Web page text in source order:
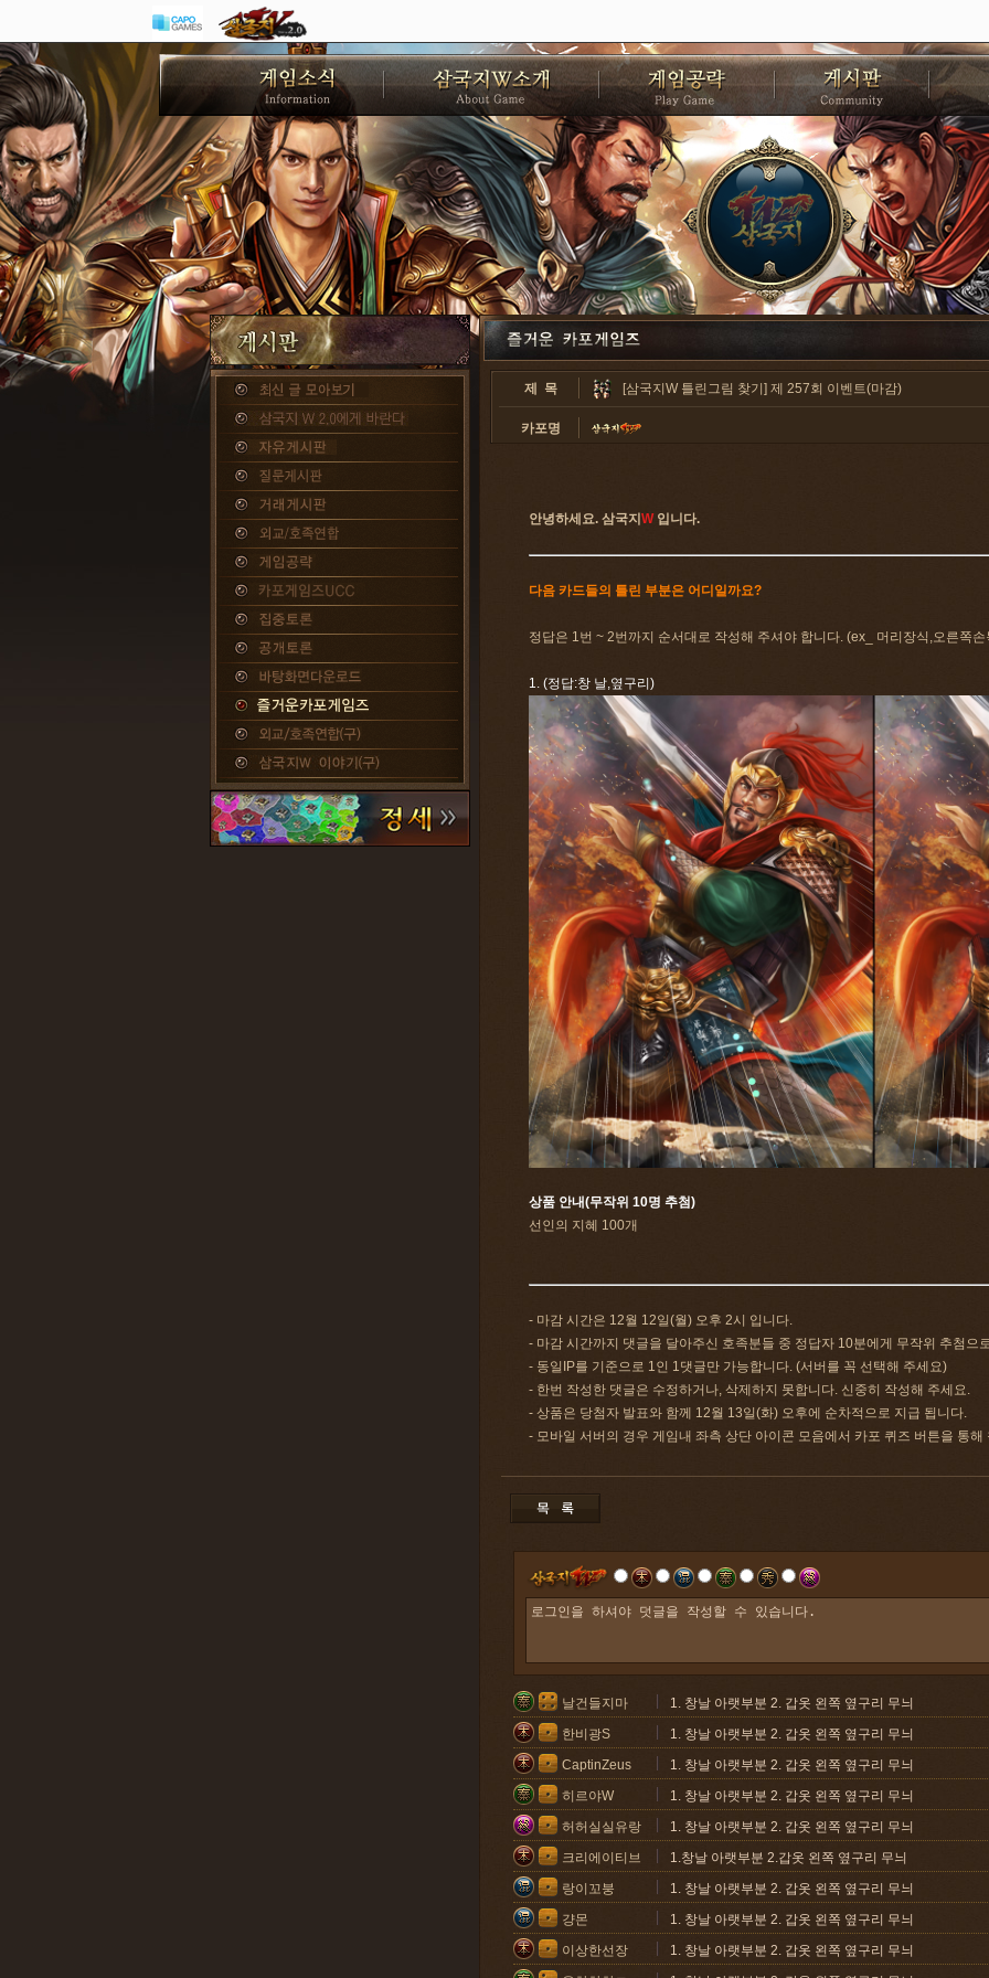
제 목 [삼국지W 틀린그림 찾기] 제 257회 이벤트(마감)
카포명
안녕하세요. 삼국지 W입니다.
다음 카드들의 틀린 부분은 어디일까요?
정답은 1번 ~ 2번까지 순서대로 작성해 주셔야 합니다. (ex_ 머리장식,오른쪽손
1. (정답:창 날,옆구리)
상품 안내(무작위 10명 추첨)
선인의 지혜 100개
- 마감 시간은 12월 12일(월) 오후 2시 입니다.
- 마감 시간까지 댓글을 달아주신 호족분들 중 정답자 10분에게 무작위 추첨으
- 동일IP를 기준으로 1인 1댓글만 가능합니다. (서버를 꼭 선택해 주세요)
- 한번 작성한 댓글은 수정하거나, 삭제하지 못합니다. 신중히 작성해 주세요.
- 상품은 당첨자 발표와 함께 12월 13일(화) 오후에 순차적으로 지급 됩니다.
- 모바일 서버의 경우 게임내 좌측 상단 아이콘 모음에서 카포 퀴즈 버튼을 통
날건들지마
1. 창날 아랫부분 2. 갑옷 왼쪽 옆구리 무늬
한비광S
1. 창날 아랫부분 2. 갑옷 왼쪽 옆구리 무늬
CaptinZeus
1. 창날 아랫부분 2. 갑옷 왼쪽 옆구리 무늬
히르야W
1. 창날 아랫부분 2. 갑옷 왼쪽 옆구리 무늬
허허실실유랑
1. 창날 아랫부분 2. 갑옷 왼쪽 옆구리 무늬
크리에이티브
1.창날 아랫부분 2.갑옷 왼쪽 옆구리 무늬
랑이꼬붕
1. 창날 아랫부분 2. 갑옷 왼쪽 옆구리 무늬
걍몬
1. 창날 아랫부분 2. 갑옷 왼쪽 옆구리 무늬
이상한선장
1. 창날 아랫부분 2. 갑옷 왼쪽 옆구리 무늬